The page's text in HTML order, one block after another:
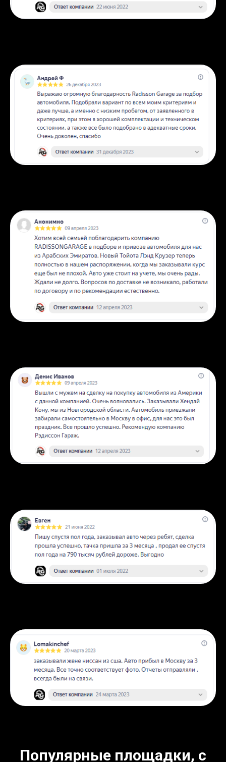
Популярные площадки, с